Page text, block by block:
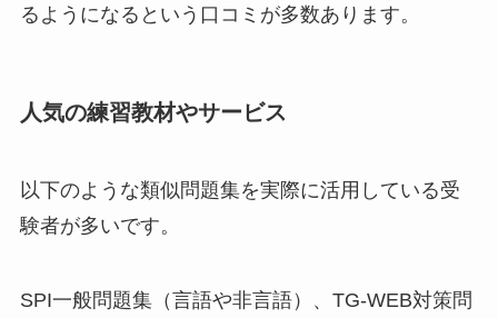
るようになるという口コミが多数あります。
人気の練習教材やサービス
以下のような類似問題集を実際に活用している受
験者が多いです。
SPI一般問題集（言語や非言語）、TG-WEB対策問